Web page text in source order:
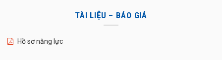
TÀI LIỆU – BÁO GIÁ
Hồ sơ năng lực